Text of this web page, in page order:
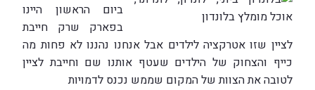
ביום הראשון היינו
בפארק שרק חייבת
לציין שזו אטרקציה לילדים אבל אנחנו נהננו לא פחות מה
כייף והצחוק של הילדים שעטף אותנו שם וחייבת לציין
לטובה את הצוות של המקום שממש נכנס לדמויות